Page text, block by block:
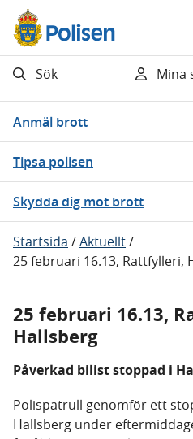
Gå direkt till innehåll
Sök Mina
Anmäl brott
Tipsa polisen
Skydda dig mot brott
Startsida /Aktuellt/
25 februari 16.13, Rattfylleri,
25 februari 16.13,
Hallsberg
Påverkad bilist stoppad i
Polispatrull genomför ett
Hallsberg under